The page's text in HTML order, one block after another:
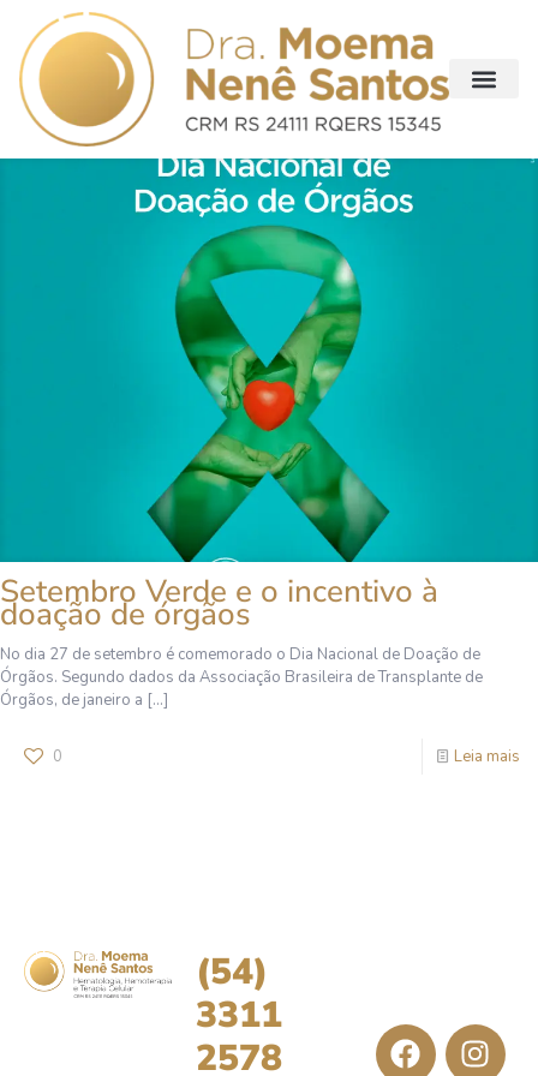
Setembro Verde e o incentivo à
doação de órgãos
No dia 27 de setembro é comemorado o Dia Nacional de Doação de
Órgãos. Segundo dados da Associação Brasileira de Transplante de
Órgãos, de janeiro a […]
0 Leia mais
(54)
3311
2578